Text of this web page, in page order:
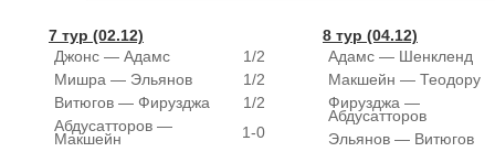
7 тур (02.12)
Джонс — Адамс
1/2
Мишра — Эльянов
1/2
Витюгов — Фирузджа
1/2
Абдусатторов —
Макшейн
1-0
8 тур (04.12)
Адамс — Шенкленд
Макшейн — Теодору
Фирузджа —
Абдусатторов
Эльянов — Витюгов